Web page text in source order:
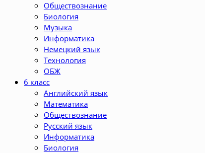
Обществознание
Биология
Музыка
Информатика
Немецкий язык
Технология
ОБЖ
6 класс
Английский язык
Математика
Обществознание
Русский язык
Информатика
Биология